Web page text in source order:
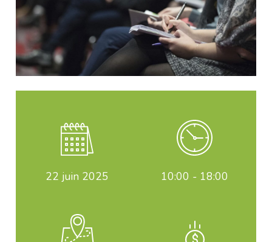
22 juin 2025 10:00 - 18:00